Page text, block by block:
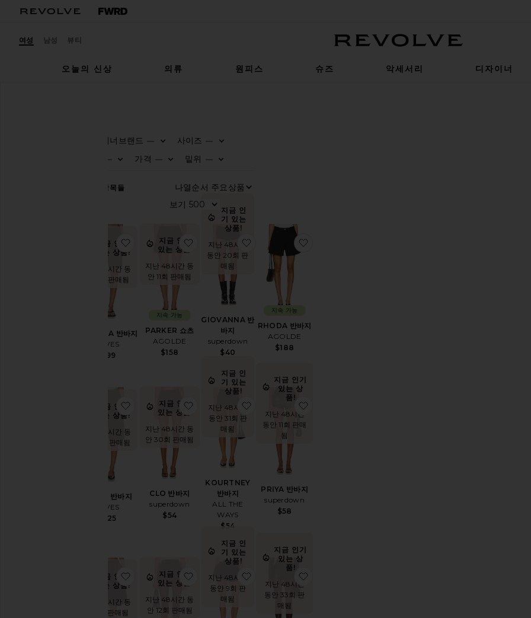
여성 남성 뷰티
오늘의 신상
의류 원피스 슈즈 악세서리 디자이너
디자이너브랜드 —
사이즈 —
—
가격 —
밑위 —
항목들
지금 인기
있는 상품!
지난 48시간 동
안 15회 판매됨
LORETTA 반바지
EAVES
$199
찜상품LORETTA 반바지
지금 인기
있는 상품!
지난 48시간 동
안 11회 판매됨
PARKER 쇼츠
AGOLDE
$158
지속 가능
찜상품PARKER 쇼츠
지금 인
기 있는
상품!
지난 48시간
동안 20회 판
매됨
GIOVANNA 반
바지
superdown
$40
찜상품GIOVANNA 반바지
RHODA 반바지
AGOLDE
$188
지속 가능
지금 인기
있는 상품!
지난 48시간 동
안 10회 판매됨
COLBY 반바지
EAVES
$225
찜상품COLBY 반바지
지금 인기
있는 상품!
지난 48시간 동
안 30회 판매됨
CLO 반바지
superdown
$54
찜상품CLO 반바지
지금 인
기 있는
상품!
지난 48시간
동안 31회 판
매됨
KOURTNEY
반바지
ALL THE
WAYS
$54
찜상품KOURTNEY 반바지
지금 인기
있는 상
품!
지난 48시간
동안 11회 판매
됨
PRIYA 반바지
superdown
$58
지금 인기
있는 상품!
지난 48시간 동
안 9회 판매됨
찜상품트윌 버뮤다 쇼츠
지금 인기
있는 상품!
지난 48시간 동
안 12회 판매됨
찜상품NAFTALI 쇼츠
지금 인
기 있는
상품!
지난 48시간
동안 9회 판
매됨
찜상품THE HEAVY CREPE 짧은 플러트
지금 인기
있는 상
품!
지난 48시간
동안 33회 판
매됨